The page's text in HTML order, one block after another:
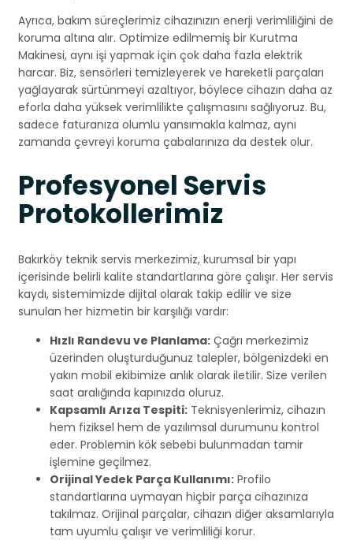
Ayrıca, bakım süreçlerimiz cihazınızın enerji verimliliğini de
koruma altına alır. Optimize edilmemiş bir Kurutma
Makinesi, aynı işi yapmak için çok daha fazla elektrik
harcar. Biz, sensörleri temizleyerek ve hareketli parçaları
yağlayarak sürtünmeyi azaltıyor, böylece cihazın daha az
eforla daha yüksek verimlilikte çalışmasını sağlıyoruz. Bu,
sadece faturanıza olumlu yansımakla kalmaz, aynı
zamanda çevreyi koruma çabalarınıza da destek olur.
Profesyonel Servis
Protokollerimiz
Bakırköy teknik servis merkezimiz, kurumsal bir yapı
içerisinde belirli kalite standartlarına göre çalışır. Her servis
kaydı, sistemimizde dijital olarak takip edilir ve size
sunulan her hizmetin bir karşılığı vardır:
Hızlı Randevu ve Planlama: Çağrı merkezimiz
üzerinden oluşturduğunuz talepler, bölgenizdeki en
yakın mobil ekibimize anlık olarak iletilir. Size verilen
saat aralığında kapınızda oluruz.
Kapsamlı Arıza Tespiti: Teknisyenlerimiz, cihazın
hem fiziksel hem de yazılımsal durumunu kontrol
eder. Problemin kök sebebi bulunmadan tamir
işlemine geçilmez.
Orijinal Yedek Parça Kullanımı: Profilo
standartlarına uymayan hiçbir parça cihazınıza
takılmaz. Orijinal parçalar, cihazın diğer aksamlarıyla
tam uyumlu çalışır ve verimliliği korur.